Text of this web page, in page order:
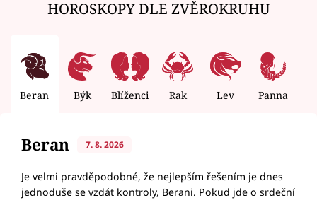
HOROSKOPY DLE ZVĚROKRUHU
Beran Býk Blíženci Rak Lev Panna
Beran 7. 8. 2026
Je velmi pravděpodobné, že nejlepším řešením je dnes
jednoduše se vzdát kontroly, Berani. Pokud jde o srdeční